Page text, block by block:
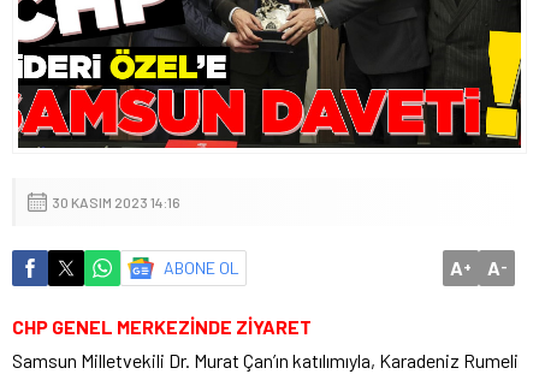
30 KASIM 2023 14:16
ABONE OL A+ A-
CHP GENEL MERKEZİNDE ZİYARET
Samsun Milletvekili Dr. Murat Çan’ın katılımıyla, Karadeniz Rumeli